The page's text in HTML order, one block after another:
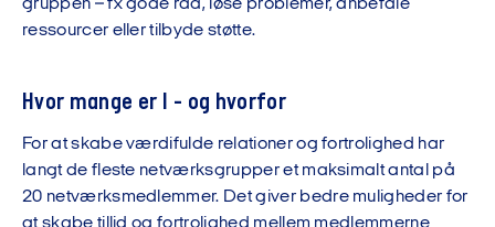
gruppen – fx gode råd, løse problemer, anbefale
ressourcer eller tilbyde støtte.
Hvor mange er I - og hvorfor
For at skabe værdifulde relationer og fortrolighed har
langt de fleste netværksgrupper et maksimalt antal på
20 netværksmedlemmer. Det giver bedre muligheder for